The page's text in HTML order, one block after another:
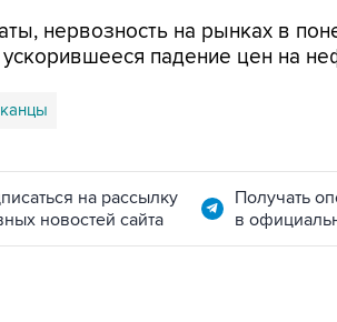
нервозность на рынках в
ускорившееся падение цен на
на рассылку
новостей сайта
Получать
в